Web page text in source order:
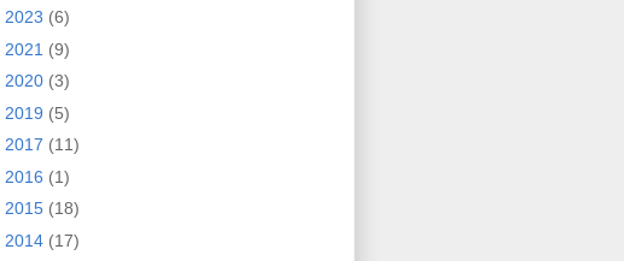
2023 (6)
2021 (9)
2020 (3)
2019 (5)
2017 (11)
2016 (1)
2015 (18)
2014 (17)